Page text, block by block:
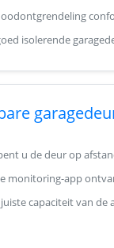
isolerende
u de deur op
monitoring-app
capaciteit van